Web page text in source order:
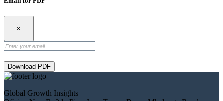
×
Download PDF
Global Growth Insights